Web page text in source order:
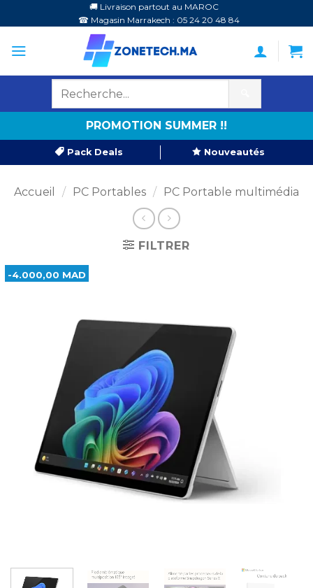
au
contenu
🚚 Livraison partout au MAROC
☎ Magasin Marrakech : 05 24 20 48 84
PROMOTION SUMMER !!
Pack Deals Nouveautés
Accueil / PC Portables / PC Portable multimédia
FILTRER
-4.000,00 MAD